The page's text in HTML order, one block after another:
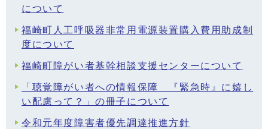
について
福崎町人工呼吸器非常用電源装置購入費用助成制
度について
福崎町障がい者基幹相談支援センターについて
「聴覚障がい者への情報保障 『緊急時』に嬉し
い配慮って？」の冊子について
令和元年度障害者優先調達推進方針